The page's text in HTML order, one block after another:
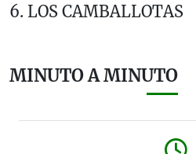
6. LOS CAMBALLOTAS
MINUTO A MINUTO